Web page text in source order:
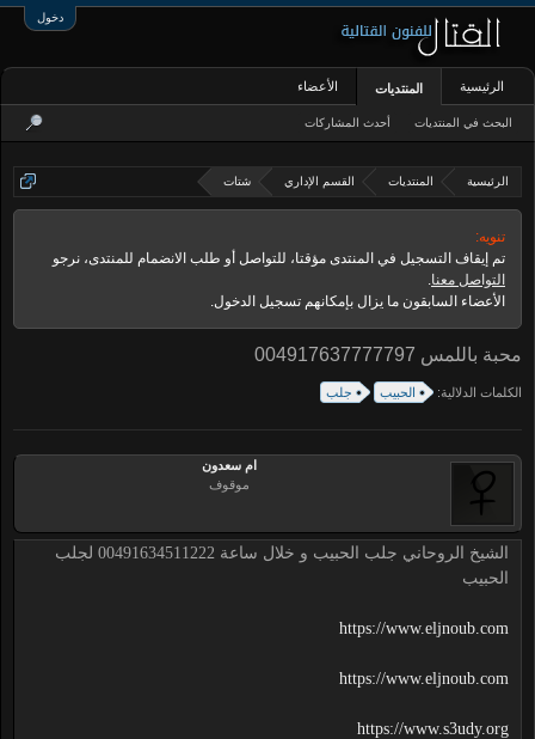
دخول
الرئيسية المنتديات القسم الإداري شتات
تنويه:
تم إيقاف التسجيل في المنتدى مؤقتا، للتواصل أو طلب الانضمام للمنتدى، نرجو
التواصل معنا.
الأعضاء السابقون ما يزال بإمكانهم تسجيل الدخول.
محبة باللمس 004917637777797
الكلمات الدلالية: الحبيب جلب
ام سعدون
موقوف
الشيخ الروحاني جلب الحبيب و خلال ساعة 00491634511222 لجلب
الحبيب
https://www.eljnoub.com
https://www.eljnoub.com
https://www.s3udy.org
الرئيسية المنتديات
البحث في المنتديات أحدث المشاركات
الأعضاء